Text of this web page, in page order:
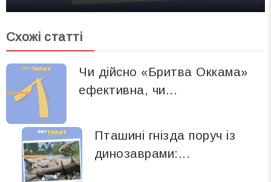
Схожі статті
Чи дійсно «Бритва Оккама»
ефективна, чи...
Пташині гнізда поруч із
динозаврами:...